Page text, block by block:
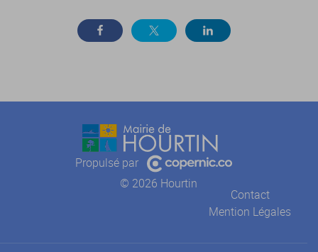
Propulsé par
© 2026 Hourtin
Contact
Mention Légales